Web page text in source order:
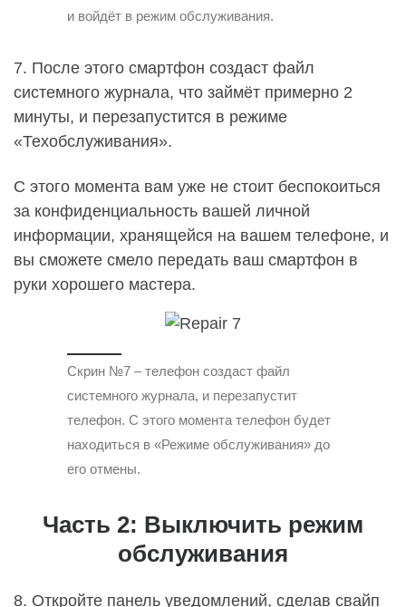
и войдёт в режим обслуживания.
7. После этого смартфон создаст файл
системного журнала, что займёт примерно 2
минуты, и перезапустится в режиме
«Техобслуживания».
С этого момента вам уже не стоит беспокоиться
за конфиденциальность вашей личной
информации, хранящейся на вашем телефоне, и
вы сможете смело передать ваш смартфон в
руки хорошего мастера.
Скрин №7 – телефон создаст файл
системного журнала, и перезапустит
телефон. С этого момента телефон будет
находиться в «Режиме обслуживания» до
его отмены.
Часть 2: Выключить режим
обслуживания
8. Откройте панель уведомлений, сделав свайп